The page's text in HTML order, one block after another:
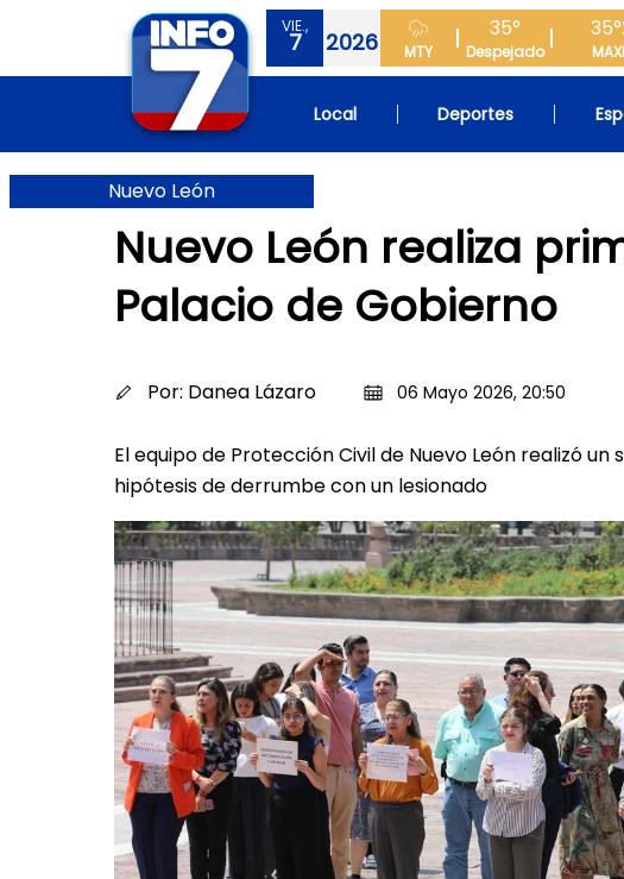
VIE.,
7 2026 MTY
35°
Despejado
35°
MAX
Local Deportes
Nuevo León
Nuevo León realiza
Palacio de Gobierno
Por: Danea Lázaro 06 Mayo 2026, 20:50
El equipo de Protección Civil de Nuevo León realizó
hipótesis de derrumbe con un lesionado